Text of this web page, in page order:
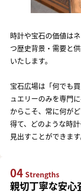
時計や宝石の価値は
つ歴史背景・需要と
いたします。
宝石広場は「何でも
ュエリーのみを専門
からこそ、常に何が
得て、どのような時
見出すことができます
04 Strengths
親切丁寧な安心